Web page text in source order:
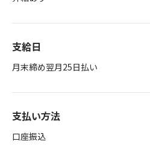
支給日
月末締め翌月25日払い
支払い方法
口座振込